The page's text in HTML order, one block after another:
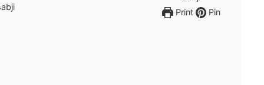
Print Pin